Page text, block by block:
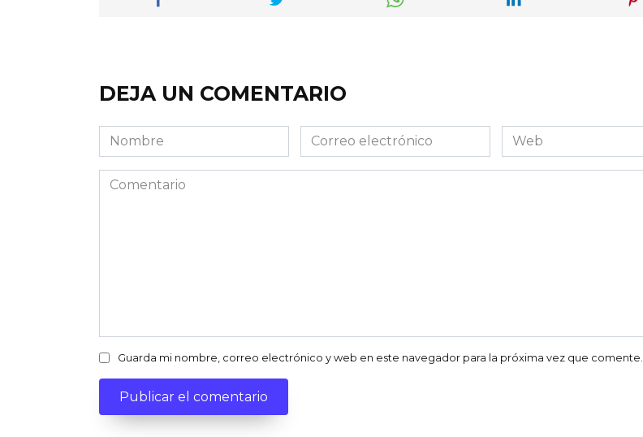
DEJA UN COMENTARIO
Nombre
Correo
electrónico
Web
Comentario
Guarda mi nombre, correo electrónico y web en este navegador para la próxima vez que comente.